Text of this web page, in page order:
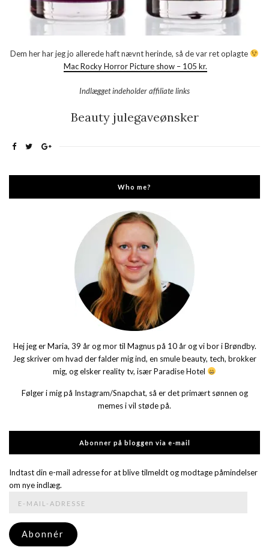
Dem her har jeg jo allerede haft nævnt herinde, så de var ret oplagte
Mac Rocky Horror Picture show – 105 kr.
Indlægget indeholder affiliate links
Beauty julegaveønsker
Who me?
Hej jeg er Maria, 39 år og mor til Magnus på 10 år og vi bor i Brøndby.
Jeg skriver om hvad der falder mig ind, en smule beauty, tech, brokker
mig, og elsker reality tv, især Paradise Hotel
Følger i mig på Instagram/Snapchat, så er det primært sønnen og
memes i vil støde på.
Abonner på bloggen via e-mail
Indtast din e-mail adresse for at blive tilmeldt og modtage påmindelser
om nye indlæg.
mail-
adresse
Abonnér